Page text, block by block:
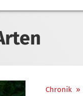
Chronik »